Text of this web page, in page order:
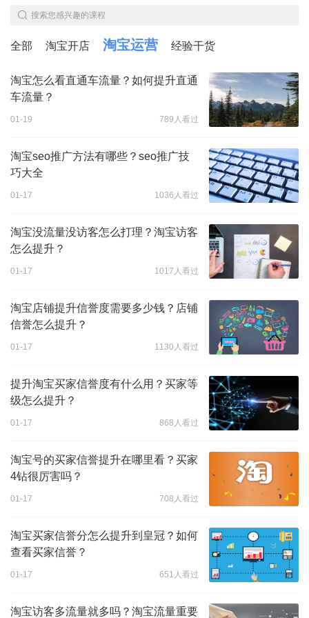
搜索您感兴趣的课程
全部 淘宝开店 淘宝运营 经验干货
淘宝怎么看直通车流量？如何提升直通
车流量？
01-19 789人看过
淘宝seo推广方法有哪些？seo推广技
巧大全
01-17 1036人看过
淘宝没流量没访客怎么打理？淘宝访客
怎么提升？
01-17 1017人看过
淘宝店铺提升信誉度需要多少钱？店铺
信誉怎么提升？
01-17 1130人看过
提升淘宝买家信誉度有什么用？买家等
级怎么提升？
01-17 868人看过
淘宝号的买家信誉提升在哪里看？买家
4钻很厉害吗？
01-17 708人看过
淘宝买家信誉分怎么提升到皇冠？如何
查看买家信誉？
01-17 651人看过
淘宝访客多流量就多吗？淘宝流量重要